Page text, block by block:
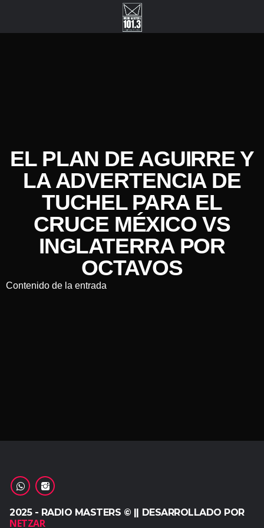
EL PLAN DE AGUIRRE Y
LA ADVERTENCIA DE
TUCHEL PARA EL
CRUCE MÉXICO VS
INGLATERRA POR
OCTAVOS
Contenido de la entrada
2025 - RADIO MASTERS © || DESARROLLADO POR
NETZAR